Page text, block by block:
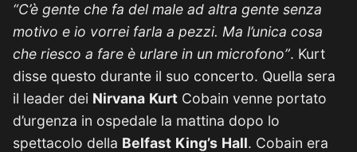
“C’è gente che fa del male ad altra gente senza
motivo e io vorrei farla a pezzi. Ma l’unica cosa
che riesco a fare è urlare in un microfono”. Kurt
disse questo durante il suo concerto. Quella sera
il leader dei Nirvana Kurt Cobain venne portato
d’urgenza in ospedale la mattina dopo lo
spettacolo della Belfast King’s Hall. Cobain era